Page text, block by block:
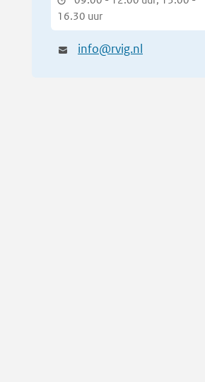
16.30 uur
info@rvig.nl